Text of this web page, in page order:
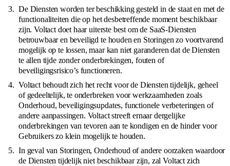
De Diensten worden ter beschikking gesteld in de staat en met de
functionaliteiten die op het desbetreffende moment beschikbaar
zijn. Voltact doet haar uiterste best om de SaaS-Diensten
betrouwbaar en beveiligd te houden en Storingen zo voortvarend
mogelijk op te lossen, maar kan niet garanderen dat de Diensten
te allen tijde zonder onderbrekingen, fouten of
beveiligingsrisico’s functioneren.
Voltact behoudt zich het recht voor de Diensten tijdelijk, geheel
of gedeeltelijk, te onderbreken voor werkzaamheden zoals
Onderhoud, beveiligingsupdates, functionele verbeteringen of
andere aanpassingen. Voltact streeft ernaar dergelijke
onderbrekingen van tevoren aan te kondigen en de hinder voor
Gebruikers zo klein mogelijk te houden.
In geval van Storingen, Onderhoud of andere oorzaken waardoor
de Diensten tijdelijk niet beschikbaar zijn, zal Voltact zich